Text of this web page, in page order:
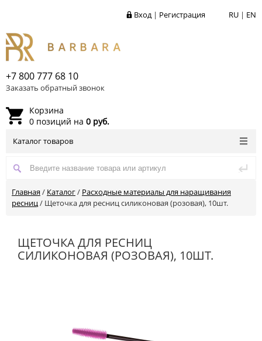
RU | EN
Вход| Регистрация
+7 800 777 68 10
Заказать обратный звонок
Корзина
0 позиций на 0 руб.
Каталог товаров
Главная / Каталог/ Расходные материалы для наращивания
ресниц/ Щеточка для ресниц силиконовая (розовая), 10шт.
ЩЕТОЧКА ДЛЯ РЕСНИЦ
СИЛИКОНОВАЯ (РОЗОВАЯ), 10ШТ.